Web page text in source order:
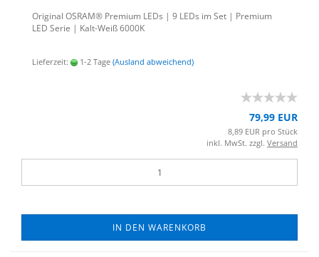
Ori­gi­nal OSRAM® Pre­mi­um LEDs | 9 LEDs im Set | Pre­mi­um
LED Serie | Kalt-​Weiß 6000K
Lieferzeit: 1-2 Tage (Ausland abweichend)
79,99 EUR
8,89 EUR pro Stück
inkl. MwSt. zzgl. Versand
IN DEN WARENKORB